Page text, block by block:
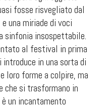
fosse risvegliato dal
una miriade di voci
sinfonia insospettabile.
al festival in prima
in una sorta di
loro forme a colpire, ma
che si trasformano in
un incantamento